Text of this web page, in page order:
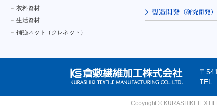
衣料資材
生活資材
補強ネット（クレネット）
〒
TEL.
Copyright © KURASHIKI